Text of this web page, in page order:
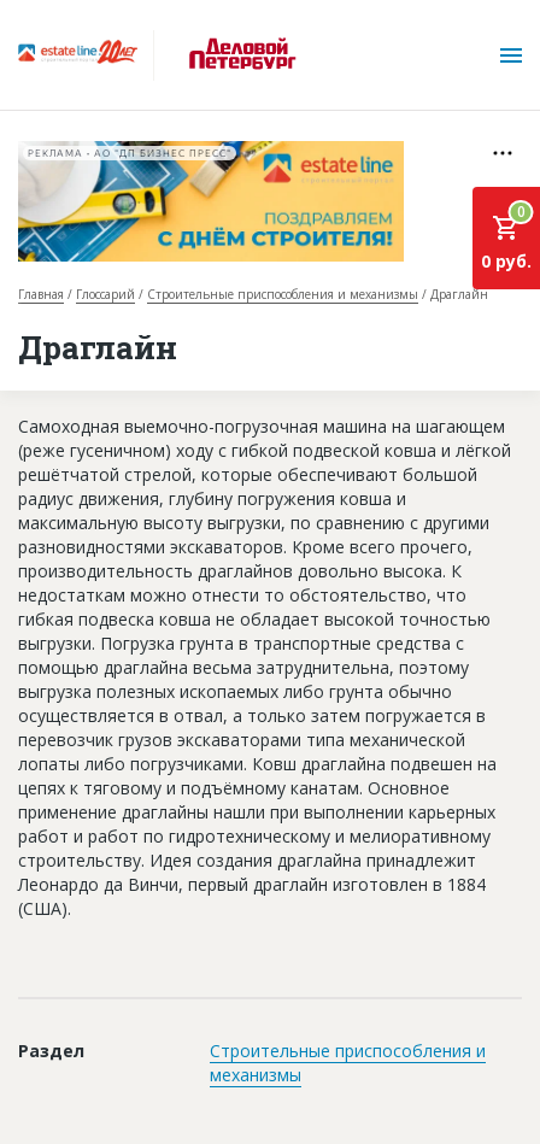
О проекте
База строящихся объектов
Инвестпроекты
Глоссарий
Новости
Платные услуги
Пресс-релизы
Правила работы
Контакты
Личный кабинет
РЕКЛАМА • АО "ДП БИЗНЕС ПРЕСС"
Главная Глоссарий Строительные приспособления и механизмы Драглайн
Драглайн
0
0 руб.
Самоходная выемочно-погрузочная машина на шагающем
(реже гусеничном) ходу с гибкой подвеской ковша и лёгкой
решётчатой стрелой, которые обеспечивают большой
радиус движения, глубину погружения ковша и
максимальную высоту выгрузки, по сравнению с другими
разновидностями экскаваторов. Кроме всего прочего,
производительность драглайнов довольно высока. К
недостаткам можно отнести то обстоятельство, что
гибкая подвеска ковша не обладает высокой точностью
выгрузки. Погрузка грунта в транспортные средства с
помощью драглайна весьма затруднительна, поэтому
выгрузка полезных ископаемых либо грунта обычно
осуществляется в отвал, а только затем погружается в
перевозчик грузов экскаваторами типа механической
лопаты либо погрузчиками. Ковш драглайна подвешен на
цепях к тяговому и подъёмному канатам. Основное
применение драглайны нашли при выполнении карьерных
работ и работ по гидротехническому и мелиоративному
строительству. Идея создания драглайна принадлежит
Леонардо да Винчи, первый драглайн изготовлен в 1884
(США).
Раздел
Строительные приспособления и
механизмы